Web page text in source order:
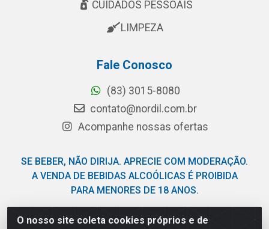
O nosso site coleta cookies próprios e de
CUIDADOS PESSOAIS
LIMPEZA
Fale Conosco
(83) 3015-8080
contato@nordil.com.br
Acompanhe nossas ofertas
SE BEBER, NÃO DIRIJA. APRECIE COM MODERAÇÃO.
A VENDA DE BEBIDAS ALCOÓLICAS É PROIBIDA
PARA MENORES DE 18 ANOS.